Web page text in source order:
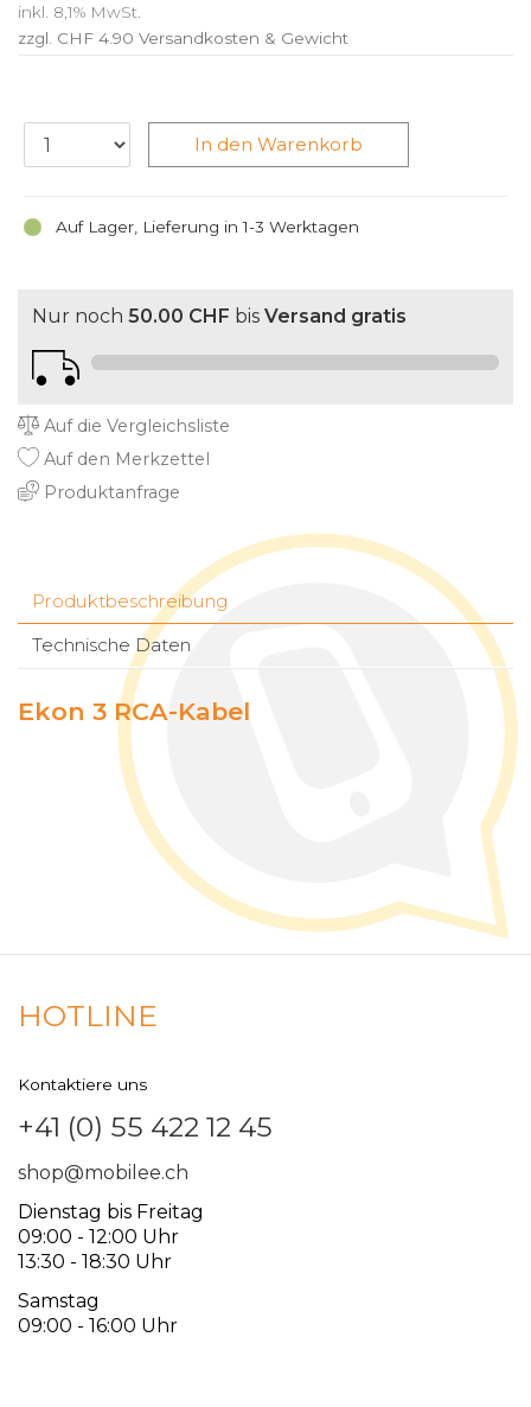
inkl. 8,1% MwSt.
zzgl. CHF 4.90 Versandkosten & Gewicht
Auf Lager, Lieferung in 1-3 Werktagen
In den Warenkorb
Nur noch 50.00 CHF bis Versand gratis
Auf die Vergleichsliste
Auf den Merkzettel
Produktanfrage
Produktbeschreibung
Technische Daten
Ekon 3 RCA-Kabel
HOTLINE
Kontaktiere uns
+41 (0) 55 422 12 45
shop@mobilee.ch
Dienstag bis Freitag
09:00 - 12:00 Uhr
13:30 - 18:30 Uhr
Samstag
09:00 - 16:00 Uhr